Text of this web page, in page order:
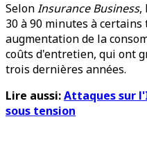
SelonInsurance Business,
30 à 90 minutes à
augmentation de la
coûts d'entretien, qui ont
trois dernières années.
Lire aussi:Attaques sur
sous tension